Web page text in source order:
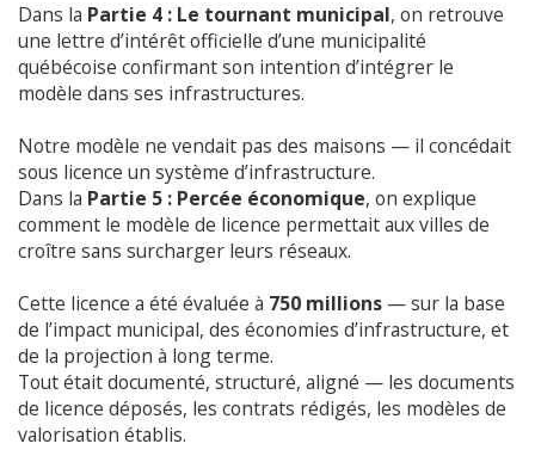
Dans la Partie 4 : Le tournant municipal, on retrouve
une lettre d’intérêt officielle d’une municipalité
québécoise confirmant son intention d’intégrer le
modèle dans ses infrastructures.
Notre modèle ne vendait pas des maisons — il concédait
sous licence un système d’infrastructure.
Dans la Partie 5 : Percée économique, on explique
comment le modèle de licence permettait aux villes de
croître sans surcharger leurs réseaux.
Cette licence a été évaluée à 750 millions — sur la base
de l’impact municipal, des économies d’infrastructure, et
de la projection à long terme.
Tout était documenté, structuré, aligné — les documents
de licence déposés, les contrats rédigés, les modèles de
valorisation établis.